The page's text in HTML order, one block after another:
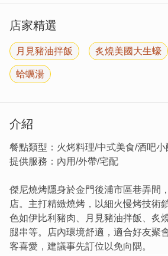
店家精選
月見豬油拌飯 炙燒美國大生蠔
蛤蠣湯
介紹
餐點類型：火烤料理/中式美食/酒吧小
提供服務：內用/外帶/宅配
傑尼燒烤隱身於金門後浦市區巷弄間
店。主打精緻燒烤，以細火慢烤技術
色如伊比利豬肉、月見豬油拌飯、炙
腿串等。店內環境舒適，適合好友聚
客喜愛，建議事先訂位以免向隅。